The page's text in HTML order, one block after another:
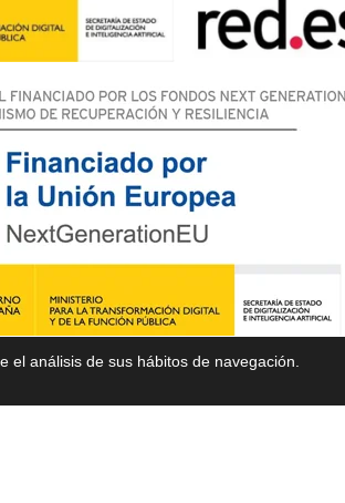
análisis de sus hábitos de navegación.